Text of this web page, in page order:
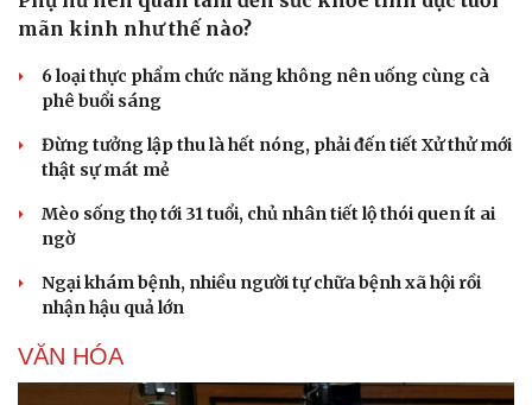
mãn kinh như thế nào?
6 loại thực phẩm chức năng không nên uống cùng cà
phê buổi sáng
Đừng tưởng lập thu là hết nóng, phải đến tiết Xử thử mới
thật sự mát mẻ
Mèo sống thọ tới 31 tuổi, chủ nhân tiết lộ thói quen ít ai
ngờ
Ngại khám bệnh, nhiều người tự chữa bệnh xã hội rồi
nhận hậu quả lớn
VĂN HÓA